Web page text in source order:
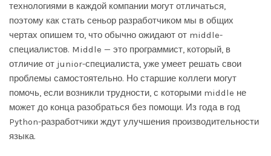
технологиями в каждой компании могут отличаться,
поэтому как стать сеньор разработчиком мы в общих
чертах опишем то, что обычно ожидают от middle-
специалистов. Middle — это программист, который, в
отличие от junior-специалиста, уже умеет решать свои
проблемы самостоятельно. Но старшие коллеги могут
помочь, если возникли трудности, с которыми middle не
может до конца разобраться без помощи. Из года в год
Python-разработчики ждут улучшения производительности
языка.